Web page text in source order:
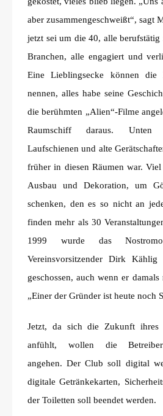
aber zusammengeschweißt“, sagt
jetzt sei um die 40, alle berufstätig
Branchen, alle engagiert und
Eine Lieblingsecke können
nennen, alles habe seine
die berühmten „Alien“-Filme
Raumschiff daraus. Unten
Laufschienen und alte
früher in diesen Räumen war.
Ausbau und Dekoration, um
schenken, den es so nicht an
finden mehr als 30
1999 wurde das
Vereinsvorsitzender Dirk
geschossen, auch wenn er
„Einer der Gründer ist heute noch
Jetzt, da sich die Zukunft ihres
anfühlt, wollen die Betreiber
angehen. Der Club soll digital
digitale Getränkekarten,
der Toiletten soll beendet werden.